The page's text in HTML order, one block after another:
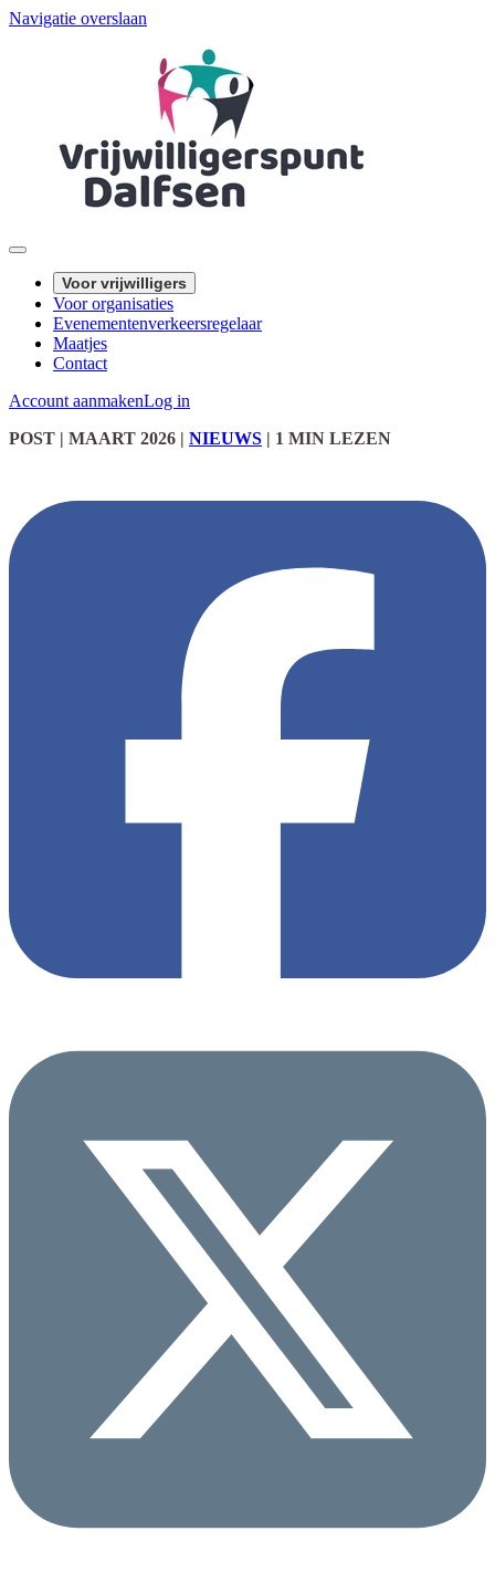
Navigatie overslaan
Voor vrijwilligers
Voor organisaties
Evenementenverkeersregelaar
Maatjes
Contact
Account aanmakenLog in
POST | MAART 2026 | NIEUWS | 1 MIN LEZEN